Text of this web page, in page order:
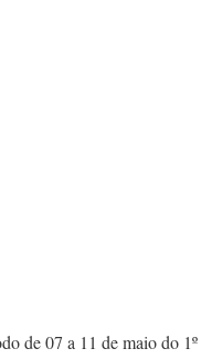
de 07 a 11 de maio do